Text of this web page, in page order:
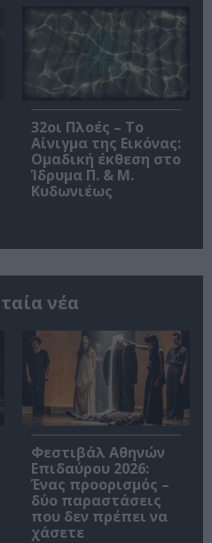
32οι Πλοές – Το
Αίνιγμα της Εικόνας:
Ομαδική έκθεση στο
Ίδρυμα Π. & Μ.
Κυδωνιέως
νέα
Φεστιβάλ Αθηνών
Επιδαύρου 2026:
Ένας προορισμός –
δύο παραστάσεις
που δεν πρέπει να
χάσετε